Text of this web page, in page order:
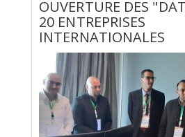
OUVERTURE DES
20 ENTREPRISES
INTERNATIONALES